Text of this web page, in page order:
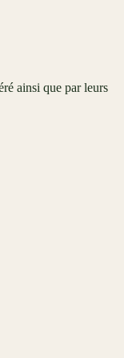
ainsi que par leurs